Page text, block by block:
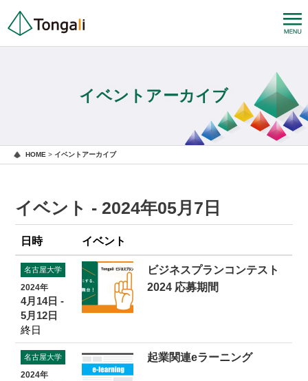
イベントアーカイブ
HOME > イベントアーカイブ
イベント - 2024年05月7日
日時 イベント
名古屋大学
2024年
4月14日 -
5月12日
終日
ビジネスプランコンテスト
2024 応募期間
名古屋大学
2024年
起業関連eラーニング